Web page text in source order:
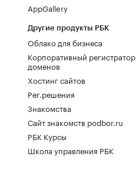
AppGallery
Другие продукты РБК
Облако для бизнеса
Корпоративный регистратор
доменов
Хостинг сайтов
Рег.решения
Знакомства
Сайт знакомств podbor.ru
РБК Курсы
Школа управления РБК